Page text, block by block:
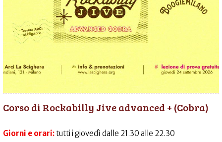
Corso di Rockabilly Jive advanced + (Cobra)
Giorni e orari:tutti i giovedì dalle 21.30 alle 22.30